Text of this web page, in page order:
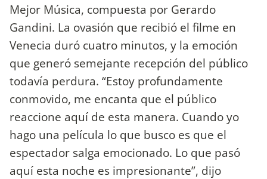
Mejor Música, compuesta por Gerardo
Gandini. La ovasión que recibió el filme en
Venecia duró cuatro minutos, y la emoción
que generó semejante recepción del público
todavía perdura. “Estoy profundamente
conmovido, me encanta que el público
reaccione aquí de esta manera. Cuando yo
hago una película lo que busco es que el
espectador salga emocionado. Lo que pasó
aquí esta noche es impresionante”, dijo